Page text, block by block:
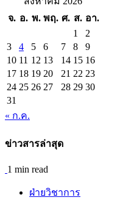
จ. อ. พ. พฤ. ศ. ส. อา.
1
2
3
4 5 6 7 8
9
10 11 12 13 14 15 16
17 18 19 20 21 22 23
24 25 26 27 28 29 30
31
« ก.ค.
ข่าวสารล่าสุด
1 min read
ฝ่ายวิชาการ